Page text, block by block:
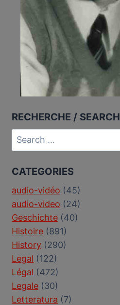
RECHERCHE / SEARCH
Search
for:
CATEGORIES
audio-vidéo (45)
audio-video (24)
Geschichte (40)
Histoire (891)
History (290)
Legal (122)
Légal (472)
Legale (30)
Letteratura (7)